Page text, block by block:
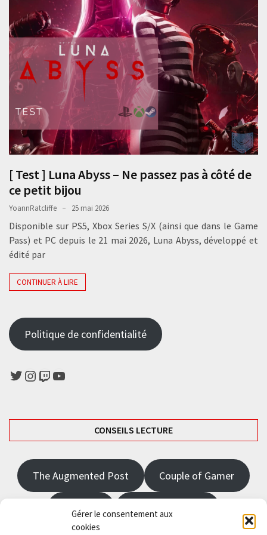
Gérer le consentement aux
cookies
[ Test ] Luna Abyss – Ne passez pas à côté de
ce petit bijou
YoannRatcliffe 25 mai 2026
Disponible sur PS5, Xbox Series S/X (ainsi que dans le Game
Pass) et PC depuis le 21 mai 2026, Luna Abyss, développé et
édité par
CONTINUER À LIRE
Politique de confidentialité
Twitter
Instagram
TwitchYouTube
CONSEILS LECTURE
The Augmented Post Couple of Gamer
JRPGFR State of Gaming